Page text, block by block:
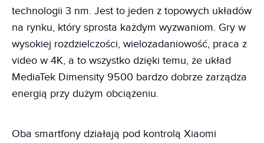
technologii 3 nm. Jest to jeden z topowych układów
na rynku, który sprosta każdym wyzwaniom. Gry w
wysokiej rozdzielczości, wielozadaniowość, praca z
video w 4K, a to wszystko dzięki temu, że układ
MediaTek Dimensity 9500 bardzo dobrze zarządza
energią przy dużym obciążeniu.
Oba smartfony działają pod kontrolą Xiaomi